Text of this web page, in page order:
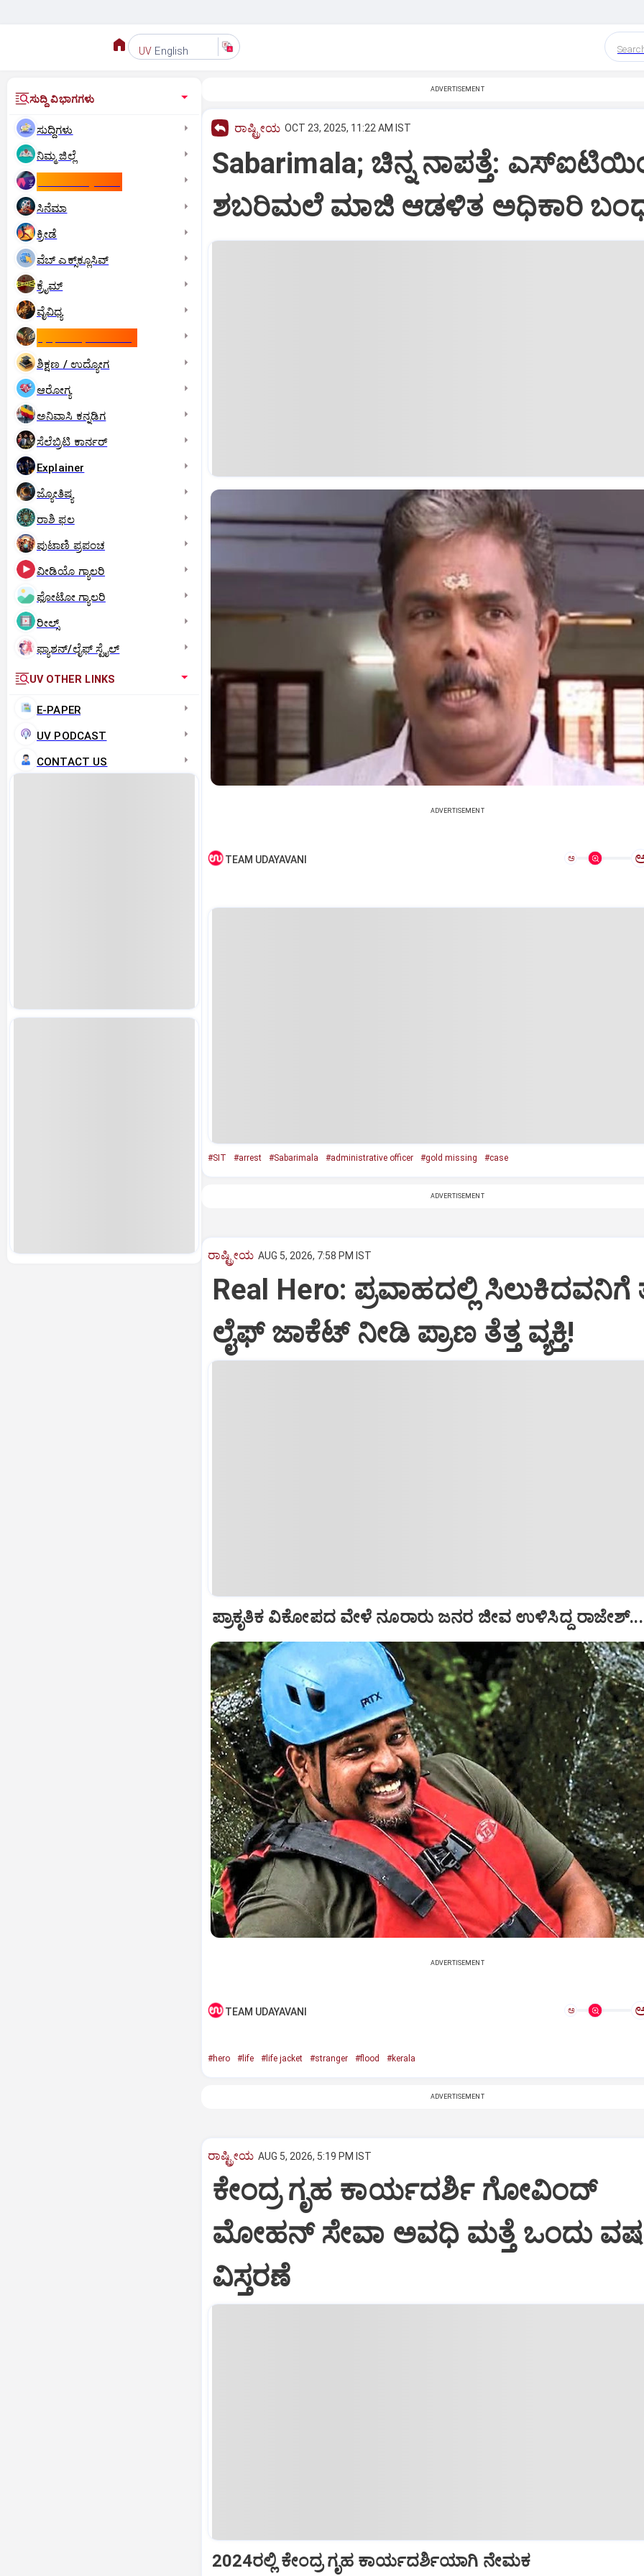
UV English
ಸುದ್ದಿ ವಿಭಾಗಗಳು
ಸುದ್ದಿಗಳು
ನಿಮ್ಮ ಜಿಲ್ಲೆ
ಸಿನೆಮಾ
ಕ್ರೀಡೆ
ವೆಬ್ ಎಕ್ಸ್‌ಕ್ಲೂಸಿವ್
ಕ್ರೈಮ್
ವೈವಿಧ್ಯ
ಶಿಕ್ಷಣ / ಉದ್ಯೋಗ
ಆರೋಗ್ಯ
ಅನಿವಾಸಿ ಕನ್ನಡಿಗ
ಸೆಲೆಬ್ರಿಟಿ ಕಾರ್ನರ್‌
Explainer
ಜ್ಯೋತಿಷ್ಯ
ರಾಶಿ ಫಲ
ಪುಟಾಣಿ ಪ್ರಪಂಚ
ವೀಡಿಯೊ ಗ್ಯಾಲರಿ
ಫೋಟೋ ಗ್ಯಾಲರಿ
ರೀಲ್ಸ್
ಫ್ಯಾಶನ್/ಲೈಫ್‌ ಸ್ಟೈಲ್
UV OTHER LINKS
E-PAPER
UV PODCAST
CONTACT US
ADVERTISEMENT
ರಾಷ್ಟ್ರೀಯ OCT 23, 2025, 11:22 AM IST
Sabarimala; ಚಿನ್ನ ನಾಪತ್ತೆ:
ಶಬರಿಮಲೆ ಮಾಜಿ ಆಡಳಿತ ಅಧಿಕಾರಿ
ADVERTISEMENT
TEAM UDAYAVANI ಅ
#SIT #arrest #Sabarimala #administrative officer #gold missing #case
ADVERTISEMENT
ರಾಷ್ಟ್ರೀಯ AUG 5, 2026, 7:58 PM IST
Real Hero: ಪ್ರವಾಹದಲ್ಲಿ ಸಿಲುಕಿದವನಿಗೆ
ಲೈಫ್ ಜಾಕೆಟ್ ನೀಡಿ ಪ್ರಾಣ ತೆತ್ತ ವ್ಯಕ್ತಿ!
ಪ್ರಾಕೃತಿಕ ವಿಕೋಪದ ವೇಳೆ ನೂರಾರು ಜನರ ಜೀವ ಉಳಿಸಿದ್ದ ರಾಜೇಶ್‌...
ADVERTISEMENT
TEAM UDAYAVANI ಅ
#hero #life #life jacket #stranger #flood #kerala
ADVERTISEMENT
ರಾಷ್ಟ್ರೀಯ AUG 5, 2026, 5:19 PM IST
ಕೇಂದ್ರ ಗೃಹ ಕಾರ್ಯದರ್ಶಿ ಗೋವಿಂದ್
ಮೋಹನ್ ಸೇವಾ ಅವಧಿ ಮತ್ತೆ ಒಂದು
ವಿಸ್ತರಣೆ
2024ರಲ್ಲಿ ಕೇಂದ್ರ ಗೃಹ ಕಾರ್ಯದರ್ಶಿಯಾಗಿ ನೇಮಕ